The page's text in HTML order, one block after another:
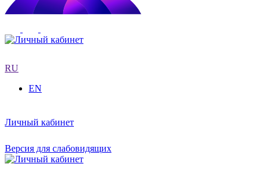
RU
EN
Личный кабинет
Версия для слабовидящих